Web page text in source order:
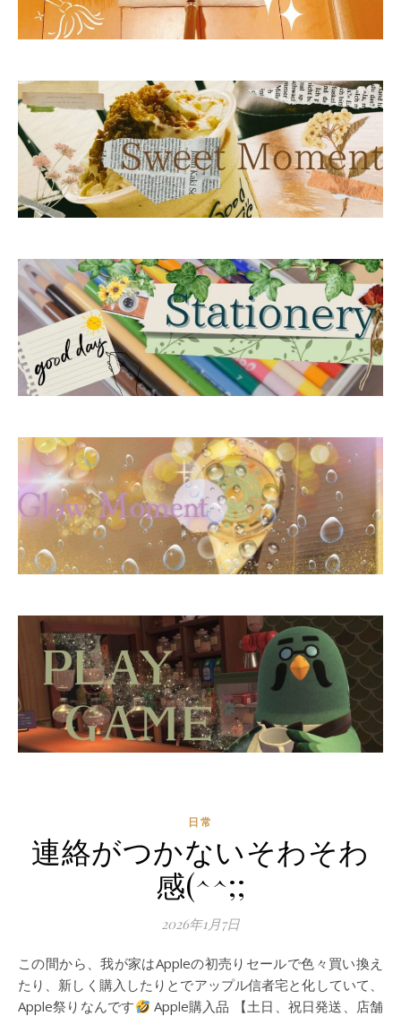
日常
連絡がつかないそわそわ
感(^^;;
2026年1月7日
この間から、我が家はAppleの初売りセールで色々買い換え
たり、新しく購入したりとでアップル信者宅と化していて、
Apple祭りなんです
Apple購入品 【土日、祝日発送、店舗